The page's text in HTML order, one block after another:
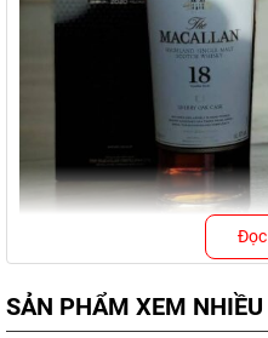
SẢN PHẨM XEM NHIỀU